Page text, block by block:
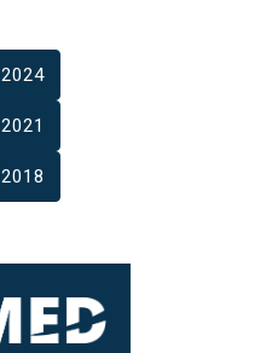
2024
2021
2018